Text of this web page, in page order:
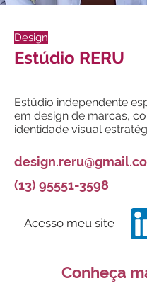
Design
Estúdio RERU
Estúdio independente
em design de marcas,
identidade visual
(13) 95551-3598
Acesso meu site
Conheça